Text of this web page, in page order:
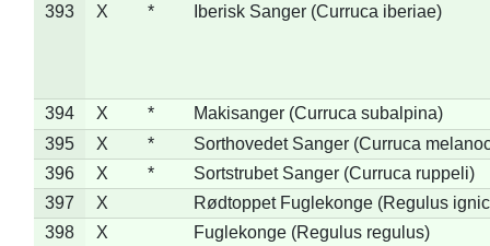
393
X * Iberisk Sanger (Curruca iberiae)
394 X *
Makisanger (Curruca subalpina)
395
X *
Sorthovedet Sanger (Curruca
396
X *
Sortstrubet Sanger (Curruca ruppeli)
397
X
Rødtoppet Fuglekonge (Regulus
398
X
Fuglekonge (Regulus regulus)